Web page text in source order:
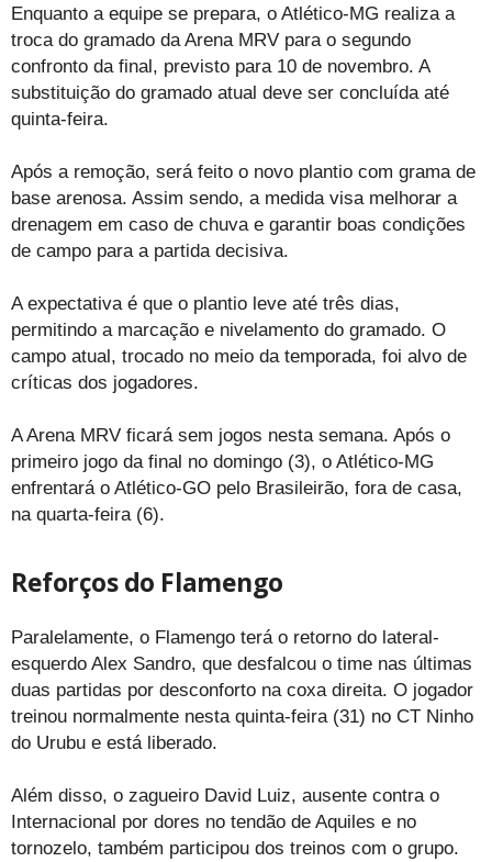
Enquanto a equipe se prepara, o Atlético-MG realiza a
troca do gramado da Arena MRV para o segundo
confronto da final, previsto para 10 de novembro. A
substituição do gramado atual deve ser concluída até
quinta-feira.
Após a remoção, será feito o novo plantio com grama de
base arenosa. Assim sendo, a medida visa melhorar a
drenagem em caso de chuva e garantir boas condições
de campo para a partida decisiva.
A expectativa é que o plantio leve até três dias,
permitindo a marcação e nivelamento do gramado. O
campo atual, trocado no meio da temporada, foi alvo de
críticas dos jogadores.
A Arena MRV ficará sem jogos nesta semana. Após o
primeiro jogo da final no domingo (3), o Atlético-MG
enfrentará o Atlético-GO pelo Brasileirão, fora de casa,
na quarta-feira (6).
Reforços do Flamengo
Paralelamente, o Flamengo terá o retorno do lateral-
esquerdo Alex Sandro, que desfalcou o time nas últimas
duas partidas por desconforto na coxa direita. O jogador
treinou normalmente nesta quinta-feira (31) no CT Ninho
do Urubu e está liberado.
Além disso, o zagueiro David Luiz, ausente contra o
Internacional por dores no tendão de Aquiles e no
tornozelo, também participou dos treinos com o grupo.